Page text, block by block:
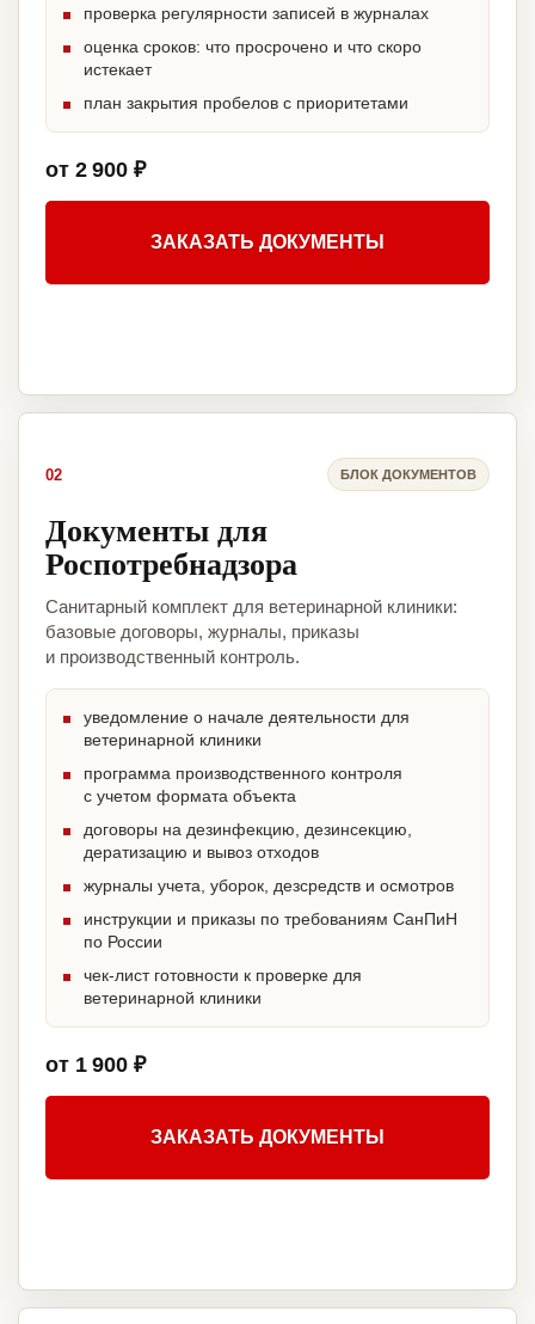
проверка регулярности записей в журналах
оценка сроков: что просрочено и что скоро
истекает
план закрытия пробелов с приоритетами
от 2 900 ₽
ЗАКАЗАТЬ ДОКУМЕНТЫ
02 БЛОК ДОКУМЕНТОВ
Документы для
Роспотребнадзора
Санитарный комплект для ветеринарной клиники:
базовые договоры, журналы, приказы
и производственный контроль.
уведомление о начале деятельности для
ветеринарной клиники
программа производственного контроля
с учетом формата объекта
договоры на дезинфекцию, дезинсекцию,
дератизацию и вывоз отходов
журналы учета, уборок, дезсредств и осмотров
инструкции и приказы по требованиям СанПиН
по России
чек-лист готовности к проверке для
ветеринарной клиники
от 1 900 ₽
ЗАКАЗАТЬ ДОКУМЕНТЫ